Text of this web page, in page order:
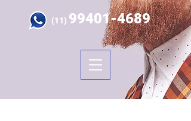
(11) 99401-4689